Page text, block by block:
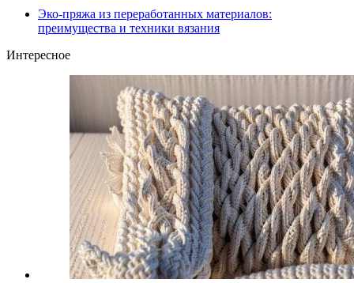
Эко-пряжа из переработанных материалов:
преимущества и техники вязания
Интересное